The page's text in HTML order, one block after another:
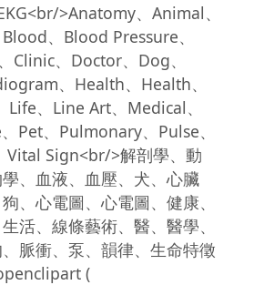
>Anatomy、Animal、
、Blood Pressure、
Clinic、Doctor、Dog、
、Health、Health、
、Line Art、Medical、
Pet、Pulmonary、Pulse、
Vital Sign<br/>解剖學、動
、血液、血壓、犬、心臟
、心電圖、心電圖、健康、
活、線條藝術、醫、醫學、
脈衝、泵、韻律、生命特徵
(